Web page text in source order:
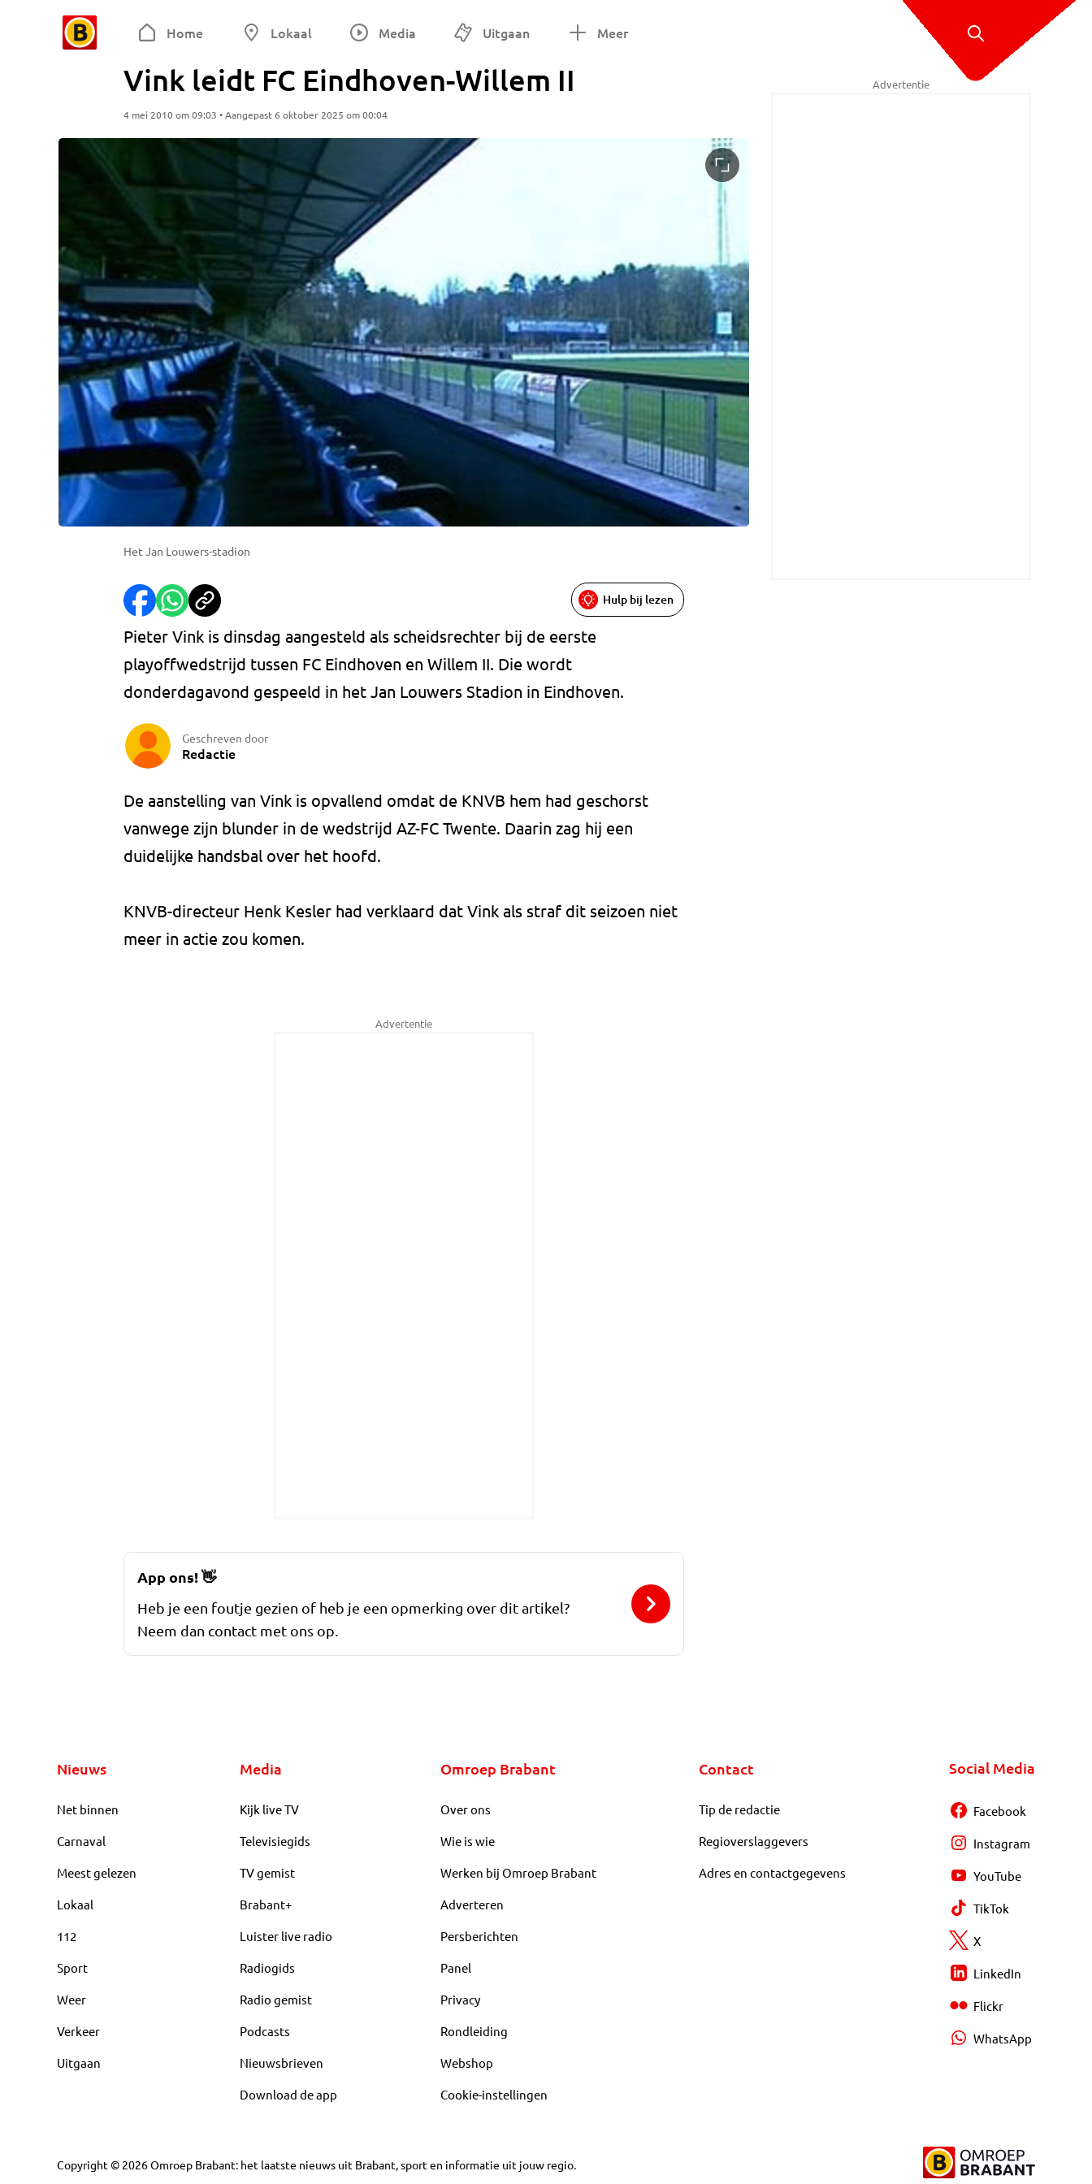
Home Lokaal Media Uitgaan Meer
Vink leidt FC Eindhoven-Willem II
4 mei 2010 om 09:03 • Aangepast 6 oktober 2025 om 00:04
Het Jan Louwers-stadion
Hulp bij lezen
Pieter Vink is dinsdag aangesteld als scheidsrechter bij de eerste
playoffwedstrijd tussen FC Eindhoven en Willem II. Die wordt
donderdagavond gespeeld in het Jan Louwers Stadion in Eindhoven.
Geschreven door
Redactie
De aanstelling van Vink is opvallend omdat de KNVB hem had geschorst
vanwege zijn blunder in de wedstrijd AZ-FC Twente. Daarin zag hij een
duidelijke handsbal over het hoofd.
KNVB-directeur Henk Kesler had verklaard dat Vink als straf dit seizoen niet
meer in actie zou komen.
Advertentie
Advertentie
App ons!👋
Heb je een foutje gezien of heb je een opmerking over dit artikel?
Neem dan contact met ons op.
Nieuws
Net binnen
Carnaval
Meest gelezen
Lokaal
112
Sport
Weer
Verkeer
Uitgaan
Media
Kijk live TV
Televisiegids
TV gemist
Brabant+
Luister live radio
Radiogids
Radio gemist
Podcasts
Nieuwsbrieven
Download de app
Omroep Brabant
Over ons
Wie is wie
Werken bij Omroep Brabant
Adverteren
Persberichten
Panel
Privacy
Rondleiding
Webshop
Cookie-instellingen
Contact
Tip de redactie
Regioverslaggevers
Adres en contactgegevens
Social Media
Facebook
Instagram
YouTube
TikTok
X
LinkedIn
Flickr
WhatsApp
Copyright © 2026Omroep Brabant: het laatste nieuws uit Brabant, sport en informatie uit jouw regio.